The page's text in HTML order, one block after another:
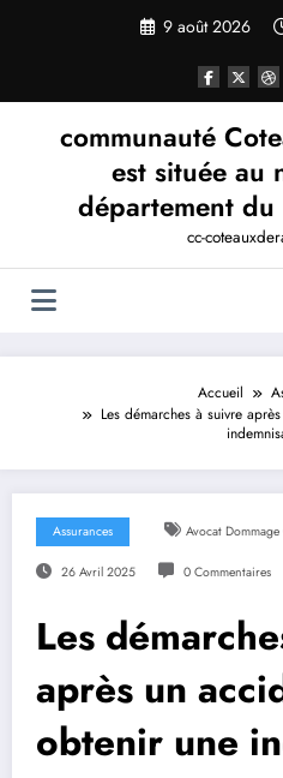
9 août 2026
communauté
est située au
département du
cc-
Accueil
Les démarches à suivre
Assurances Avocat
26 Avril 2025 0 Commentaires
Les
après un
obtenir une